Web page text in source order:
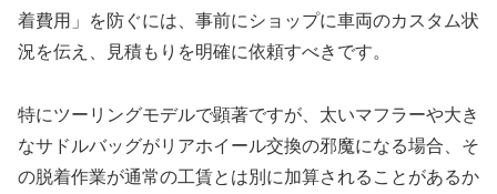
着費用」を防ぐには、事前にショップに車両のカスタム状
況を伝え、見積もりを明確に依頼すべきです。
特にツーリングモデルで顕著ですが、太いマフラーや大き
なサドルバッグがリアホイール交換の邪魔になる場合、そ
の脱着作業が通常の工賃とは別に加算されることがあるか